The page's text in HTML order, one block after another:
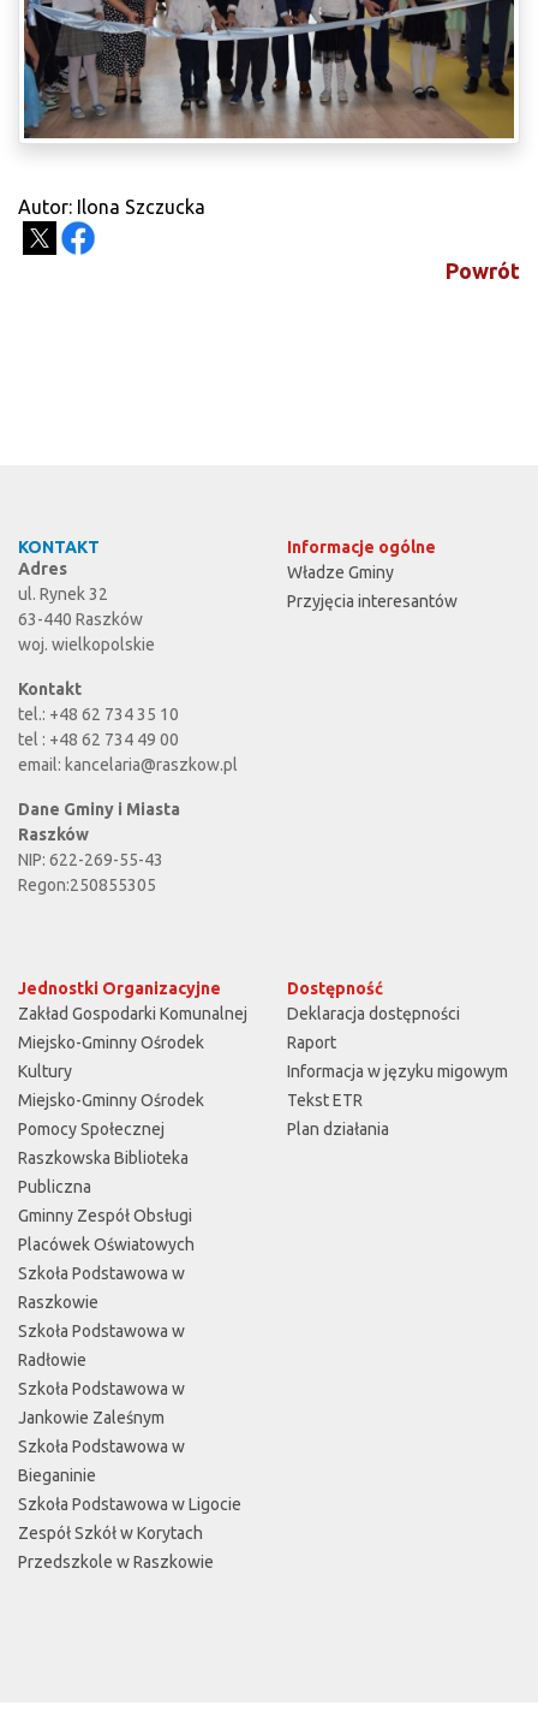
Autor: Ilona Szczucka
Powrót
KONTAKT
Adres
ul. Rynek 32
63-440 Raszków
woj. wielkopolskie
Kontakt
tel.: +48 62 734 35 10
tel : +48 62 734 49 00
email: kancelaria@raszkow.pl
Dane Gminy i Miasta
Raszków
NIP: 622-269-55-43
Regon:250855305
Informacje ogólne
Władze Gminy
Przyjęcia interesantów
Jednostki Organizacyjne
Zakład Gospodarki Komunalnej
Miejsko-Gminny Ośrodek
Kultury
Miejsko-Gminny Ośrodek
Pomocy Społecznej
Raszkowska Biblioteka
Publiczna
Gminny Zespół Obsługi
Placówek Oświatowych
Szkoła Podstawowa w
Raszkowie
Szkoła Podstawowa w
Radłowie
Szkoła Podstawowa w
Jankowie Zaleśnym
Szkoła Podstawowa w
Bieganinie
Szkoła Podstawowa w Ligocie
Zespół Szkół w Korytach
Przedszkole w Raszkowie
Dostępność
Deklaracja dostępności
Raport
Informacja w języku migowym
Tekst ETR
Plan działania